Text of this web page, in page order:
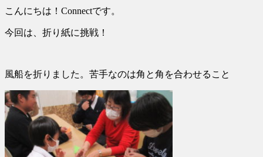
こんにちは！Connectです。
今回は、折り紙に挑戦！
風船を折りました。苦手なのは角と角を合わせること